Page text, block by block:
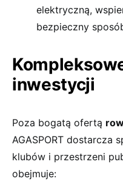
elektryczną,
bezpieczny
inwestycji
Poza bogatą ofertą
AGASPORT dostarcza
klubów i przestrzeni
obejmuje: